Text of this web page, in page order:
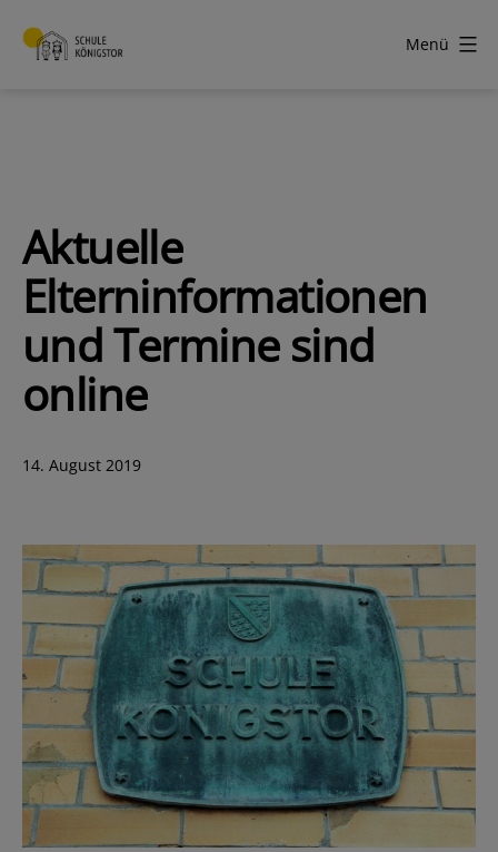
Inhalt
Menü
Aktuelle
Elterninformationen
und Termine sind
online
Veröffentlicht
14. August 2019